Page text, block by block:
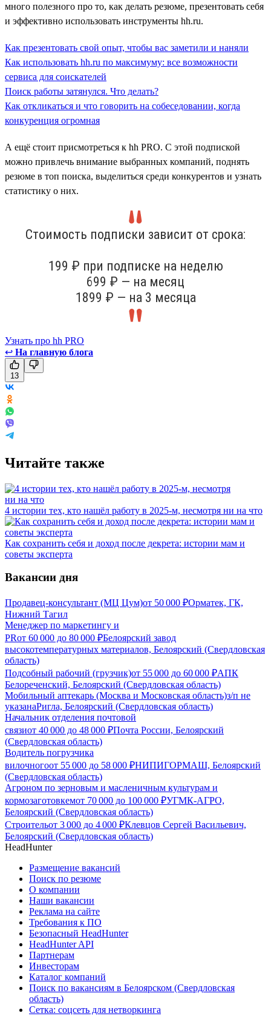
много полезного про то, как делать резюме, презентовать себя
и эффективно использовать инструменты hh.ru.
Как презентовать свой опыт, чтобы вас заметили и наняли
Как использовать hh.ru по максимуму: все возможности
сервиса для соискателей
Поиск работы затянулся. Что делать?
Как откликаться и что говорить на собеседовании, когда
конкуренция огромная
А ещё стоит присмотреться к hh PRO. С этой подпиской
можно привлечь внимание выбранных компаний, поднять
резюме в топ поиска, выделиться среди конкурентов и узнать
статистику о них.
Стоимость подписки зависит от срока:
199 ₽ при подписке на неделю
699 ₽ — на месяц
1899 ₽ — на 3 месяца
Узнать про hh PRO
↩ На главную блога
13
Читайте также
4 истории тех, кто нашёл работу в 2025-м, несмотря ни на что
Как сохранить себя и доход после декрета: истории мам и
советы эксперта
Вакансии дня
Продавец-консультант (МЦ Цум)от 50 000 ₽Орматек, ГК,
Нижний Тагил
Менеджер по маркетингу и
PRот 60 000 до 80 000 ₽Белоярский завод
высокотемпературных материалов, Белоярский (Свердловская
область)
Подсобный рабочий (грузчик)от 55 000 до 60 000 ₽АПК
Белореченский, Белоярский (Свердловская область)
Мобильный аптекарь (Москва и Московская область)з/п не
указанаРигла, Белоярский (Свердловская область)
Начальник отделения почтовой
связиот 40 000 до 48 000 ₽Почта России, Белоярский
(Свердловская область)
Водитель погрузчика
вилочногоот 55 000 до 58 000 ₽НИПИГОРМАШ, Белоярский
(Свердловская область)
Агроном по зерновым и масленичным культурам и
кормозаготовкемот 70 000 до 100 000 ₽УГМК-АГРО,
Белоярский (Свердловская область)
Строительот 3 000 до 4 000 ₽Клевцов Сергей Васильевич,
Белоярский (Свердловская область)
HeadHunter
Размещение вакансий
Поиск по резюме
О компании
Наши вакансии
Реклама на сайте
Требования к ПО
Безопасный HeadHunter
HeadHunter API
Партнерам
Инвесторам
Каталог компаний
Поиск по вакансиям в Белоярском (Свердловская
область)
Сетка: соцсеть для нетворкинга